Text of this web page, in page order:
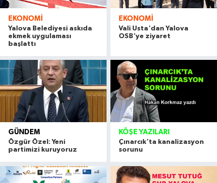
EKONOMI
Yalova Belediyesi askıda
ekmek uygulaması
başlattı
EKONOMI
Vali Usta'dan Yalova
OSB'ye ziyaret
GÜNDEM
Özgür Özel: Yeni
partimizi kuruyoruz
KÖŞE YAZILARI
Çınarcık'ta kanalizasyon
sorunu